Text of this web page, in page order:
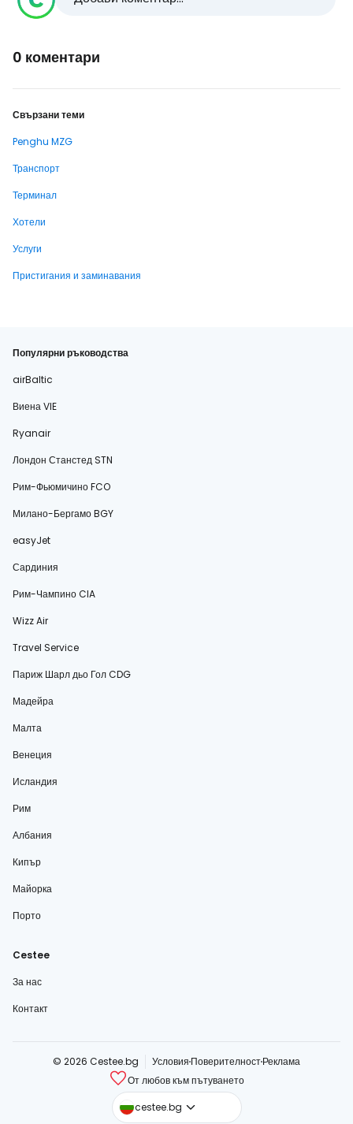
0 коментари
Свързани теми
Penghu MZG
Транспорт
Терминал
Хотели
Услуги
Пристигания и заминавания
Популярни ръководства
airBaltic
Виена VIE
Ryanair
Лондон Станстед STN
Рим-Фьюмичино FCO
Милано-Бергамо BGY
easyJet
Сардиния
Рим-Чампино CIA
Wizz Air
Travel Service
Париж Шарл дьо Гол CDG
Мадейра
Малта
Венеция
Исландия
Рим
Албания
Кипър
Майорка
Порто
Cestee
За нас
Контакт
© 2026 Cestee.bg Условия ПоверителностРеклама
От любов към пътуването
cestee.bg
cestee.com